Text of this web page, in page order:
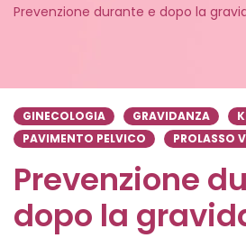
Prevenzione durante e dopo la
GINECOLOGIA GRAVIDANZA
PAVIMENTO PELVICO
PROLASSO
Prevenzione
dopo la